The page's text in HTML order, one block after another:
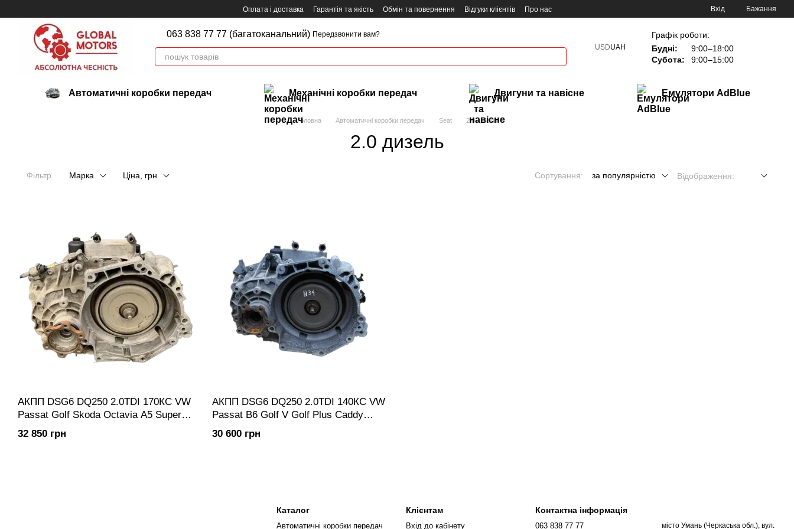
Оплата і доставка Гарантія та якість Обмін та повернення Відгуки клієнтів Про нас Вхід Бажання
063 838 77 77 (багатоканальний) Передзвонити вам?
USDUAH
Графік роботи:
Будні:
9:00–18:00
Субота:
9:00–15:00
Автоматичні коробки передач Механічні коробки передач Двигуни та навісне Емулятори AdBlue
Головна Автоматичні коробки передач Seat 2.0 дизель
2.0 дизель
Фільтр Марка Ціна, грн Сортування: за популярністю Відображення:
АКПП DSG6 DQ250 2.0TDI 170КС VW
Passat Golf Skoda Octavia A5 Superb
Seat Audi A3 | 02E LTD PPW JPQ HYC
HTB KDA KMW LQT PPY Коробка
32 850 грн
АКПП DSG6 DQ250 2.0TDI 140КС VW
Passat B6 Golf V Golf Plus Caddy
Touran / Skoda Octavia A5 / Audi A3 /
Seat Altea XL | DSG6 02E LTE LQV
30 600 грн
Каталог
Автоматичні коробки передач
Клієнтам
Вхід до кабінету
Контактна інформація
063 838 77 77 місто Умань (Черкаська обл.), вул.